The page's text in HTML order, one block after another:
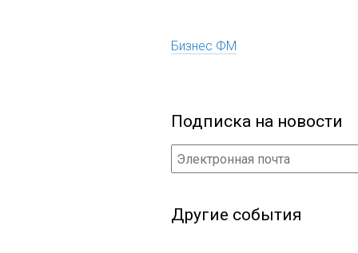
Бизнес ФМ
Подписка на новости
Другие события